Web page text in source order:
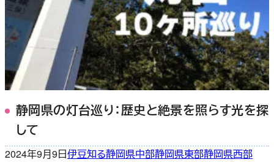
静岡県の灯台巡り：歴史と絶景を照らす光を探
して
2024年9月9日伊豆知る静岡県中部静岡県東部静岡県西部